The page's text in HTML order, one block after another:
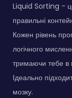
Liquid Sorting -
правильні
Кожен рівень
логічного
тримаючи тебе в
Ідеально
мозку.